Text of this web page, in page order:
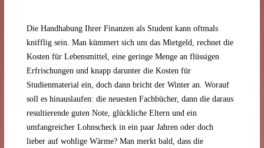
Die Handhabung Ihrer Finanzen als Student kann oftmals
knifflig sein. Man kümmert sich um das Mietgeld, rechnet die
Kosten für Lebensmittel, eine geringe Menge an flüssigen
Erfrischungen und knapp darunter die Kosten für
Studienmaterial ein, doch dann bricht der Winter an. Worauf
soll es hinauslaufen: die neuesten Fachbücher, dann die daraus
resultierende guten Note, glückliche Eltern und ein
umfangreicher Lohnscheck in ein paar Jahren oder doch
lieber auf wohlige Wärme? Man merkt bald, dass die